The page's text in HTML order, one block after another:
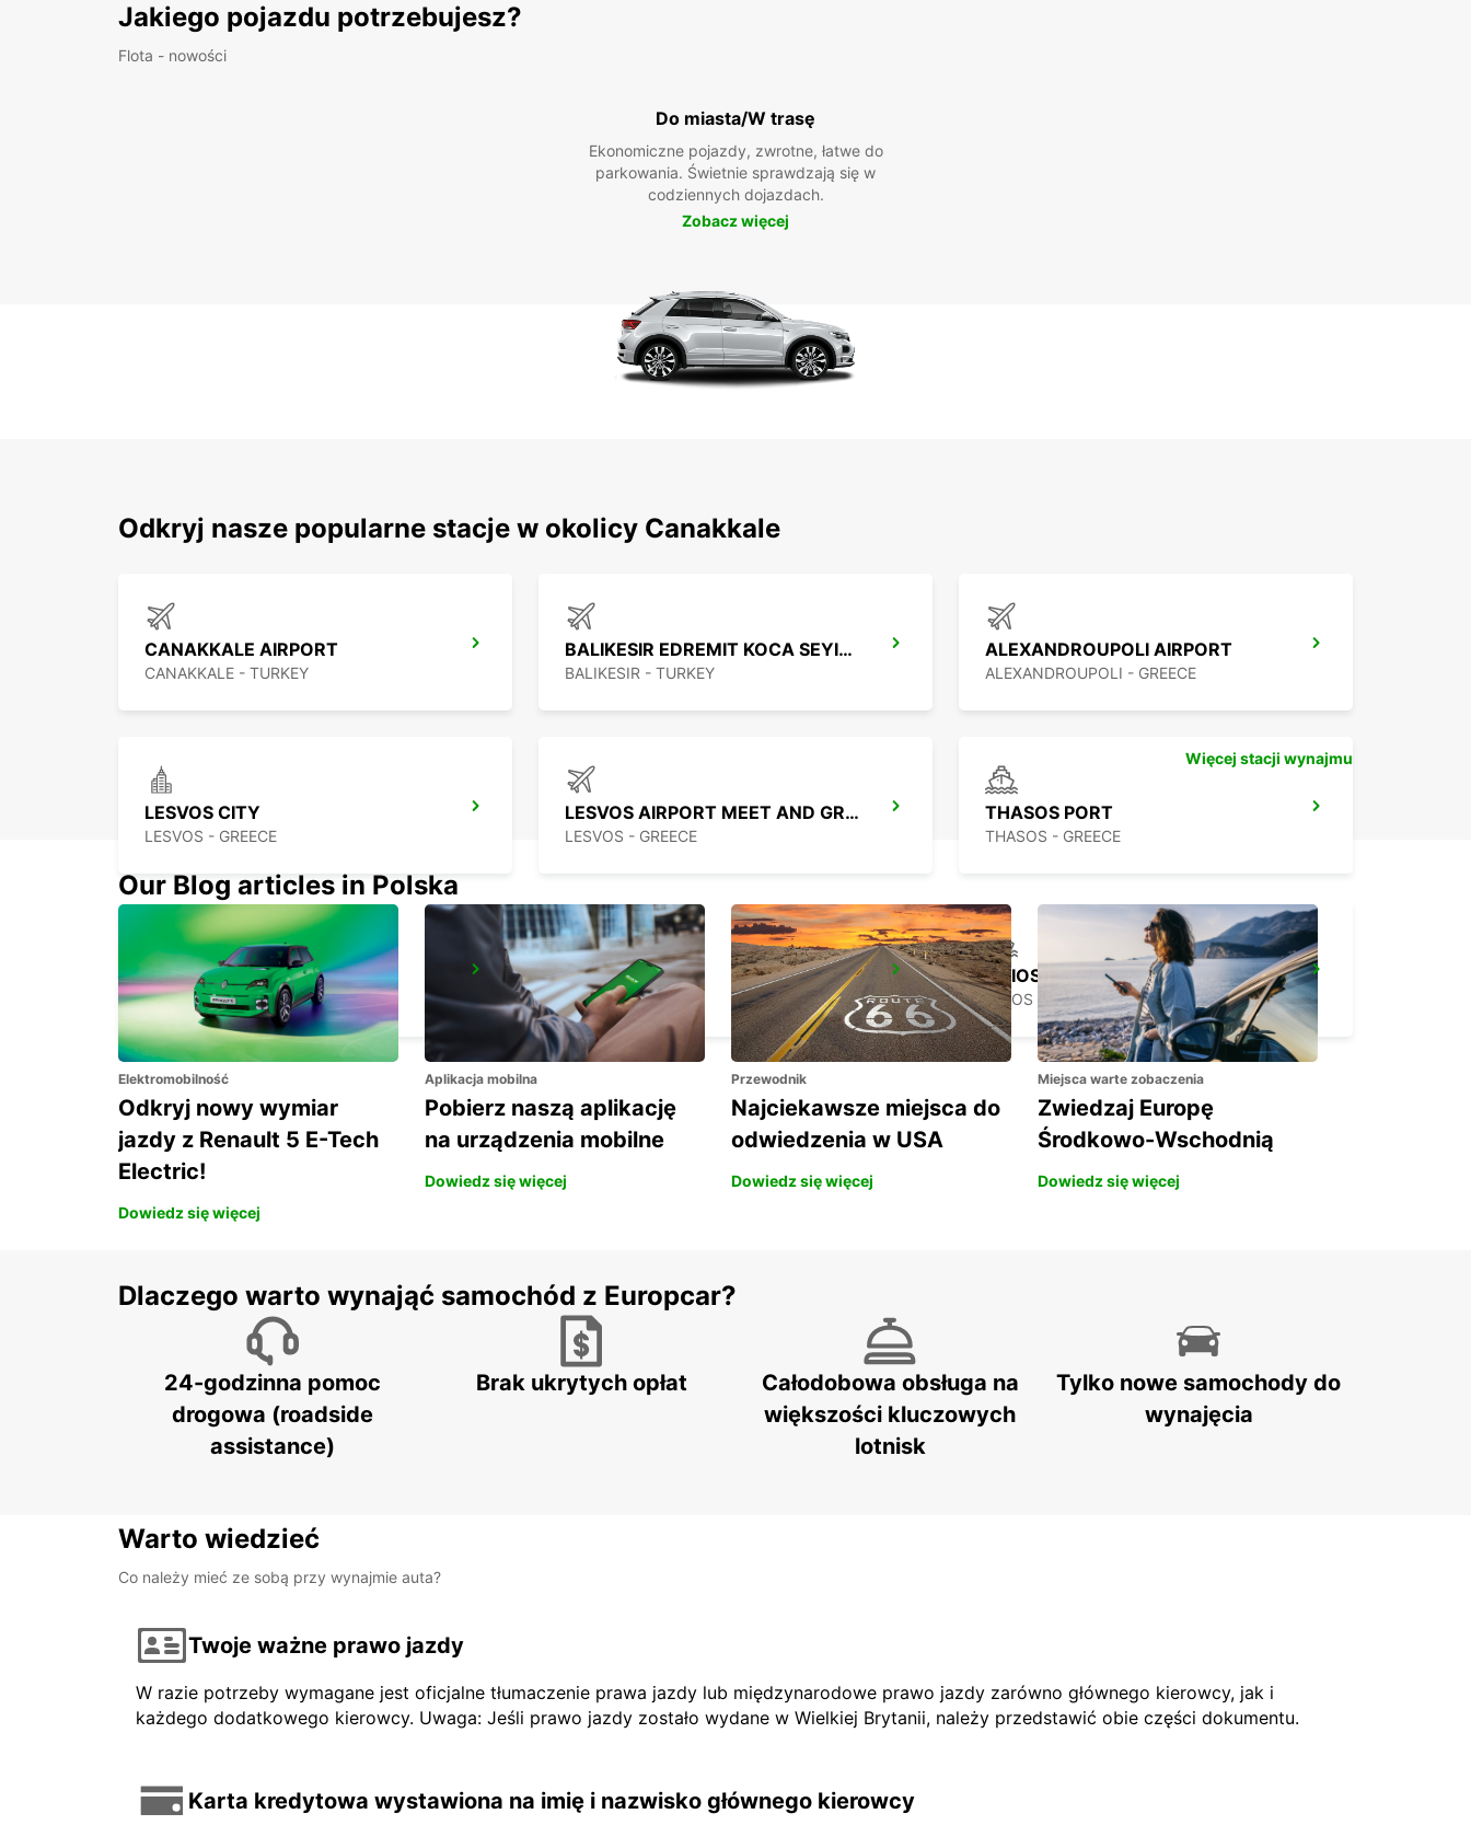
Jakiego pojazdu potrzebujesz?
Flota - nowości
Do miasta/W trasę
Ekonomiczne pojazdy, zwrotne, łatwe do
parkowania. Świetnie sprawdzają się w
codziennych dojazdach.
Zobacz więcej
Odkryj nasze popularne stacje w okolicy Canakkale
CANAKKALE AIRPORT
CANAKKALE - TURKEY
BALIKESIR EDREMIT KOCA SEYIT APT
BALIKESIR - TURKEY
ALEXANDROUPOLI AIRPORT
ALEXANDROUPOLI - GREECE
LESVOS CITY
LESVOS - GREECE
LESVOS AIRPORT MEET AND GREET
LESVOS - GREECE
THASOS PORT
THASOS - GREECE
KAVALA AIRPORT
KAVALA - GREECE
KAVALA CITY
KAVALA - GREECE
CHIOS PORT
CHIOS - GREECE
Więcej stacji wynajmu
Our Blog articles in Polska
Elektromobilność
Odkryj nowy wymiar
jazdy z Renault 5 E-Tech
Electric!
Dowiedz się więcej
Aplikacja mobilna
Pobierz naszą aplikację
na urządzenia mobilne
Dowiedz się więcej
Przewodnik
Najciekawsze miejsca do
odwiedzenia w USA
Dowiedz się więcej
Miejsca warte zobaczenia
Zwiedzaj Europę
Środkowo-Wschodnią
Dowiedz się więcej
Dlaczego warto wynająć samochód z Europcar?
24-godzinna pomoc
drogowa (roadside
assistance)
Brak ukrytych opłat
Całodobowa obsługa na
większości kluczowych
lotnisk
Tylko nowe samochody do
wynajęcia
Warto wiedzieć
Co należy mieć ze sobą przy wynajmie auta?
Twoje ważne prawo jazdy
W razie potrzeby wymagane jest oficjalne tłumaczenie prawa jazdy lub międzynarodowe prawo jazdy zarówno głównego kierowcy, jak i
każdego dodatkowego kierowcy. Uwaga: Jeśli prawo jazdy zostało wydane w Wielkiej Brytanii, należy przedstawić obie części dokumentu.
Karta kredytowa wystawiona na imię i nazwisko głównego kierowcy